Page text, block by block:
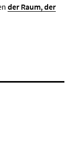
der Raum, der